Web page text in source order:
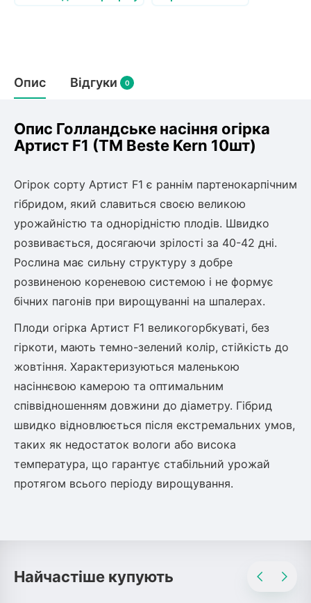
Мирт
Мушмула
Інжирний персик
Нектарин
Алича
Айва
Абрикос
Обліпиха
Кизил
Смородина
Актинідія
Ірга
Ківі
Пієріс Японський
Бересклет
Вейгела
Пухироплідник
Спірея
Азалія
Штамбові троянди
Бузок
Жасмин (Чубушник)
Будлея
Лавровишня
Кизильник
Бобовник (Жерновець)
Калина
Піраканта
Бузина
Багаторічні рослини
Молодило (Кам'яні троянди)
М'ята
Вівсяниця
Рубальні машини
Картоплесаджалки
Картоплекопалки
Роторні косарки
Навантажувачі
Опис Відгуки 0
Опис Голландське насіння огірка
Артист F1 (ТМ Beste Kern 10шт)
Огірок сорту Артист F1 є раннім партенокарпічним
гібридом, який славиться своєю великою
урожайністю та однорідністю плодів. Швидко
розвивається, досягаючи зрілості за 40-42 дні.
Рослина має сильну структуру з добре
розвиненою кореневою системою і не формує
бічних пагонів при вирощуванні на шпалерах.
Плоди огірка Артист F1 великогорбкуваті, без
гіркоти, мають темно-зелений колір, стійкість до
жовтіння. Характеризуються маленькою
насіннєвою камерою та оптимальним
співвідношенням довжини до діаметру. Гібрид
швидко відновлюється після екстремальних умов,
таких як недостаток вологи або висока
температура, що гарантує стабільний урожай
протягом всього періоду вирощування.
Найчастіше купують